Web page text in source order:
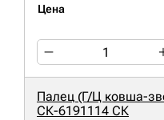
Цена
Палец (Г/Ц ковша-
СК-6191114 СК